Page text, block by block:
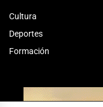
Cultura
Deportes
Formación